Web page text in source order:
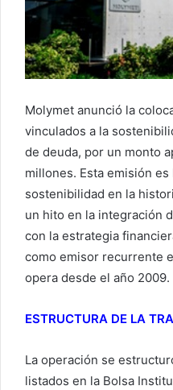
Molymet anunció la
vinculados a la
de deuda, por un monto
millones. Esta emisión
sostenibilidad en la
un hito en la integración
con la estrategia
como emisor recurrente
opera desde el año 2009.
ESTRUCTURA DE LA
La operación se
listados en la Bolsa